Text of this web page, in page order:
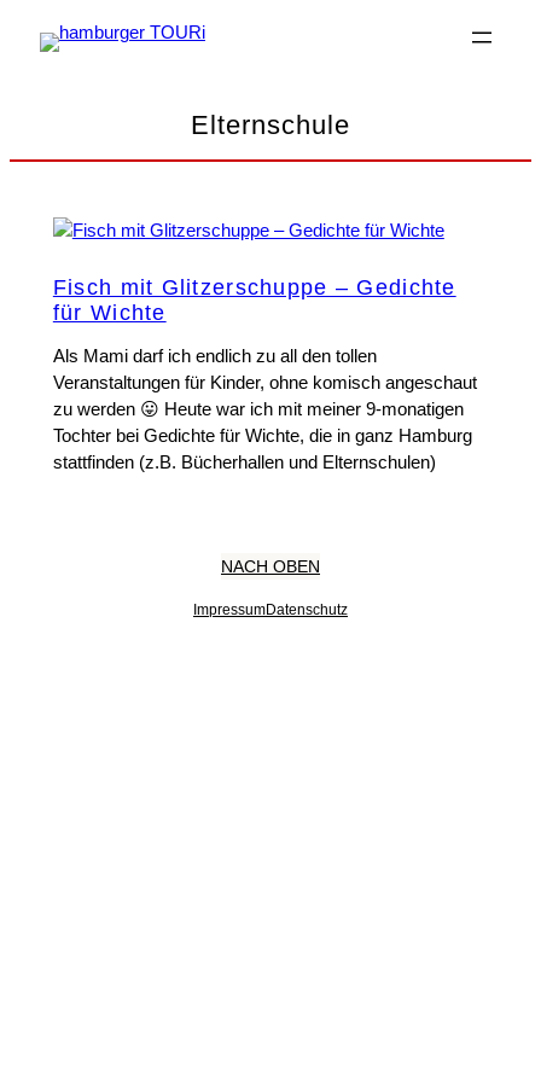
Inhalt
Elternschule
Fisch mit Glitzerschuppe – Gedichte
für Wichte
Als Mami darf ich endlich zu all den tollen
Veranstaltungen für Kinder, ohne komisch angeschaut
zu werden 😛 Heute war ich mit meiner 9-monatigen
Tochter bei Gedichte für Wichte, die in ganz Hamburg
stattfinden (z.B. Bücherhallen und Elternschulen)
NACH OBEN
ImpressumDatenschutz